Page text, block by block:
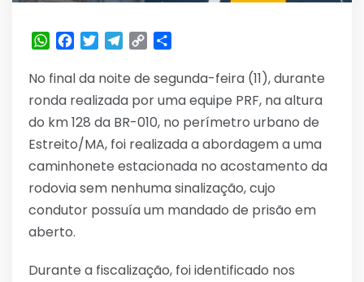
WhatsApp
Facebook
TwitterTelegram
Copy
No final da noite de segunda-feira (11), durante
ronda realizada por uma equipe PRF, na altura
do km 128 da BR-010, no perímetro urbano de
Estreito/MA, foi realizada a abordagem a uma
caminhonete estacionada no acostamento da
rodovia sem nenhuma sinalização, cujo
condutor possuía um mandado de prisão em
aberto.
Durante a fiscalização, foi identificado nos